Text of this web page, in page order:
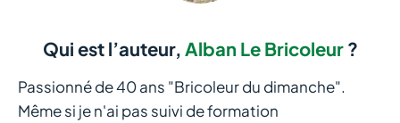
Qui est l’auteur,Alban Le Bricoleur?
Passionné de 40 ans "Bricoleur du dimanche".
Même si je n'ai pas suivi de formation